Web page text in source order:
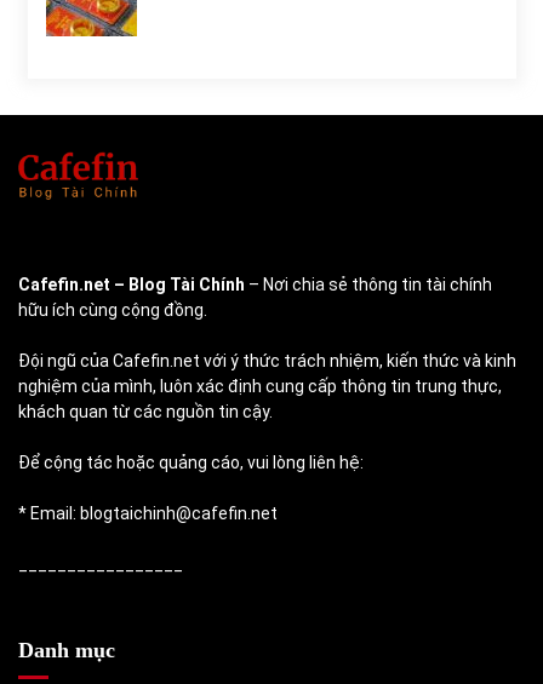
Cafefin.net – Blog Tài Chính – Nơi chia sẻ thông tin tài chính
hữu ích cùng cộng đồng.
Đội ngũ của Cafefin.net với ý thức trách nhiệm, kiến thức và kinh
nghiệm của mình, luôn xác định cung cấp thông tin trung thực,
khách quan từ các nguồn tin cậy.
Để cộng tác hoặc quảng cáo, vui lòng liên hệ:
* Email: blogtaichinh@cafefin.net
Danh mục